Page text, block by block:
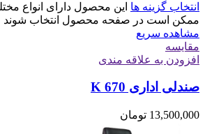
انتخاب گزینه ها این محصول دارای انواع
ممکن است در صفحه محصول انتخاب شوند
مشاهده سریع
مقایسه
افزودن به علاقه مندی
صندلی اداری K 670
13,500,000 تومان